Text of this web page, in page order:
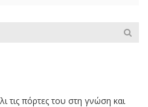
τις πόρτες του στη γνώση και